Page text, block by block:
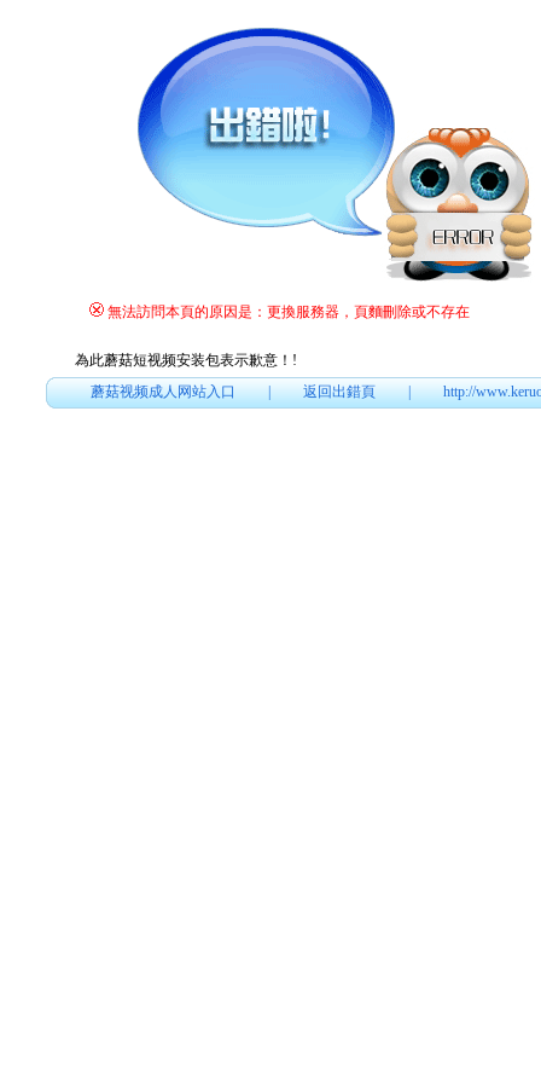
無法訪問本頁的原因是：更換服務器，頁麵刪除或不存在
為此蘑菇短视频安装包表示歉意！ !
蘑菇视频成人网站入口|返回出錯頁|http://